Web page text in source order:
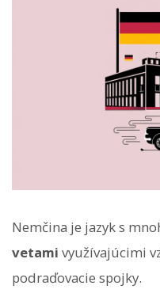
Nemčina je jazyk s
vetami využívajúcimi
podraďovacie spojky.